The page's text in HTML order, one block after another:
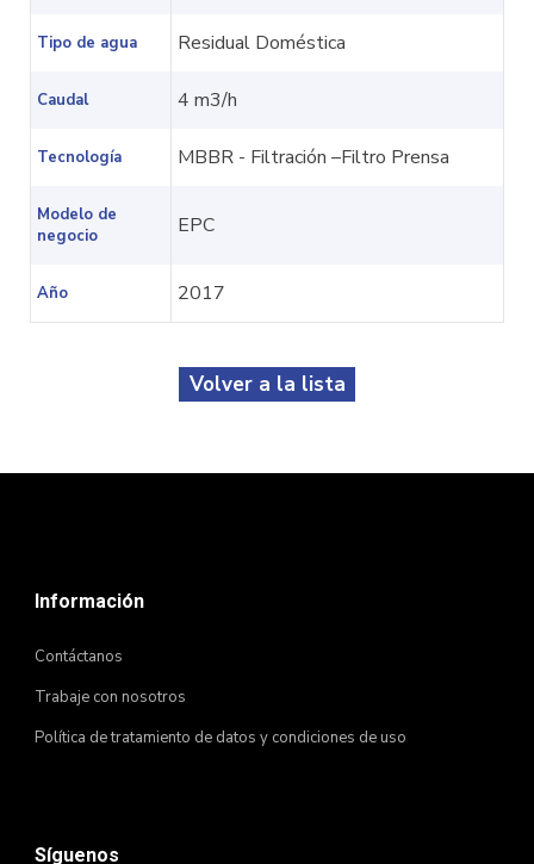
Tipo de agua Residual Doméstica
Caudal 4 m3/h
Tecnología MBBR - Filtración –Filtro Prensa
Modelo de
negocio
EPC
Año 2017
Volver a la lista
Información
Contáctanos
Trabaje con nosotros
Política de tratamiento de datos y condiciones de uso
Síguenos